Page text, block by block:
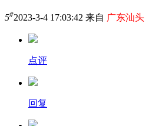
5#2023-3-4 17:03:42 来自 广东汕头
点评
回复